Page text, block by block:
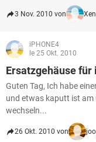
3 Nov. 2010 von
iPHONE4
le 25 Okt. 2010
Ersatzgehäuse für
Guten Tag, Ich habe
und etwas kaputt ist am
wechseln...
26 Okt. 2010 von